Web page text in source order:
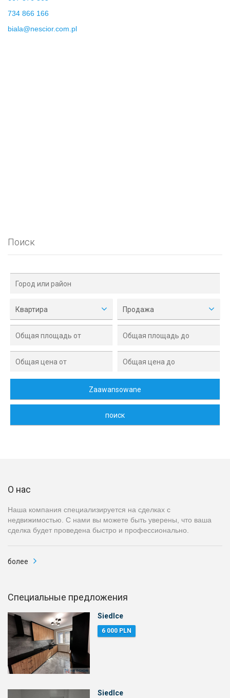
734 866 166
biala@nescior.com.pl
Поиск
Квартира Продажа
О нас
Наша компания специализируется на сделках с
недвижимостью. С нами вы можете быть уверены, что ваша
сделка будет проведена быстро и профессионально.
болeе
Специальные предложения
Siedlce
6 000 PLN
Siedlce